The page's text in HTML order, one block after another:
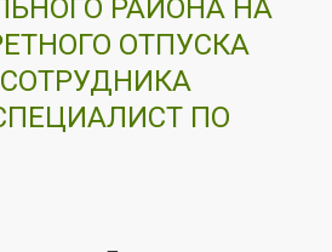
РАЙОНА НА
ОТПУСКА
ПО